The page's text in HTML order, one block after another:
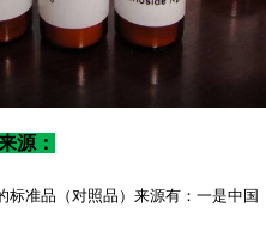
源：
准品（对照品）来源有：一是中国